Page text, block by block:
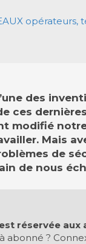
opérateurs,
des
ces
modifié
Mais
de
de nous
réservée aux
abonné ?